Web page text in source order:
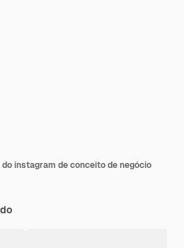
instagram de conceito de negócio